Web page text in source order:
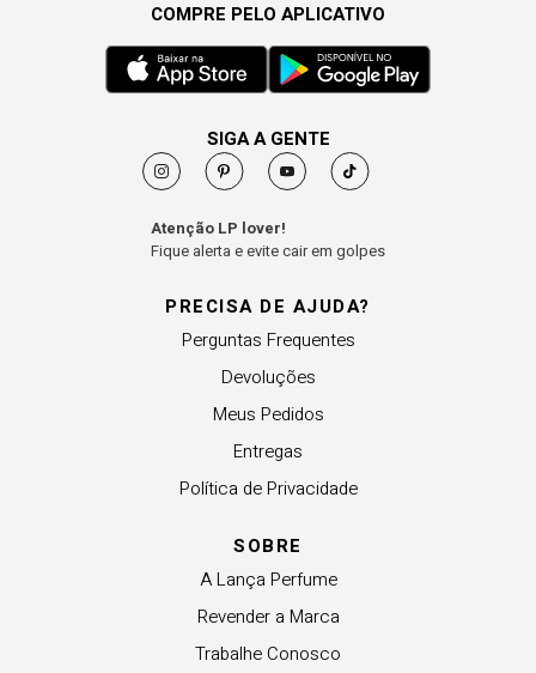
PRECISA DE AJUDA?
Perguntas Frequentes
Devoluções
Meus Pedidos
Entregas
Política de Privacidade
SOBRE
A Lança Perfume
Revender a Marca
Trabalhe Conosco
COMPRE PELO APLICATIVO
SIGA A GENTE
Atenção LP lover!
Fique alerta e evite cair em golpes